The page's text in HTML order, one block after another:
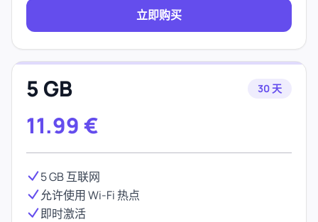
立即购买
5 GB 30 天
11.99 €
5 GB 互联网
允许使用 Wi-Fi 热点
即时激活